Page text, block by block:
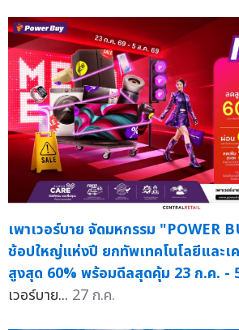
เพาเวอร์บาย จัดมหกรรม "POWER
ช้อปใหญ่แห่งปี ยกทัพเทคโนโลยีและเ
สูงสุด 60% พร้อมดีลสุดคุ้ม 23 ก.ค. -
เวอร์บาย... 27 ก.ค.